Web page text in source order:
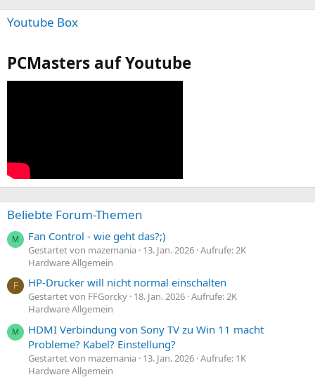
Youtube Box
PCMasters auf Youtube
Beliebte Forum-Themen
M Fan Control - wie geht das?;)
Gestartet von mazemania 13. Jan. 2026 Aufrufe: 2K
Hardware Allgemein
F HP-Drucker will nicht normal einschalten
Gestartet von FFGorcky 18. Jan. 2026 Aufrufe: 2K
Hardware Allgemein
M
HDMI Verbindung von Sony TV zu Win 11 macht
Probleme? Kabel? Einstellung?
Gestartet von mazemania 13. Jan. 2026 Aufrufe: 1K
Hardware Allgemein